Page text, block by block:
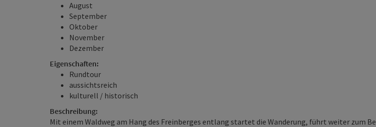
August
September
Oktober
November
Dezember
Eigenschaften:
Rundtour
aussichtsreich
kulturell / historisch
Beschreibung:
Mit einem Waldweg am Hang des Freinberges entlang startet die Wanderung, führt weiter zum